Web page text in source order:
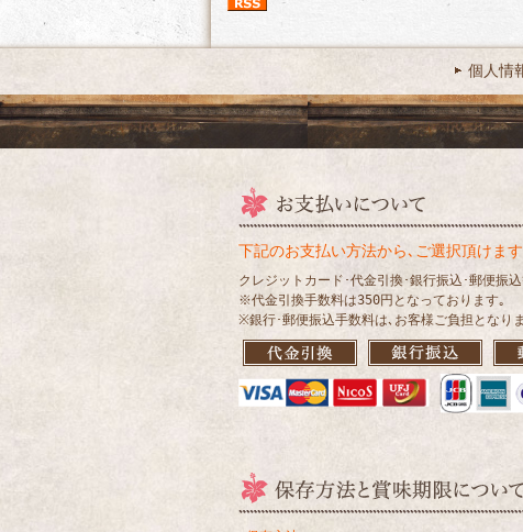
個人情
下記のお支払い方法から､ご選択頂けます
クレジットカード･代金引換･銀行振込･郵便振込
※代金引換手数料は350円となっております｡
※銀行･郵便振込手数料は､お客様ご負担となり